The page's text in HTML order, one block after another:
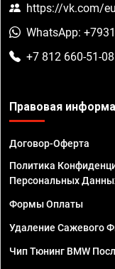
https://vk.com/
WhatsApp:
+7 812 660-51-08
Правовая
Договор-Оферта
Политика
Персональных
Формы Оплаты
Удаление Сажевого
Чип Тюнинг BMW